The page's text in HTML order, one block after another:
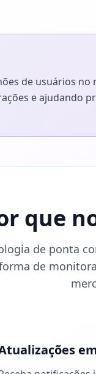
de usuários
e ajudando
que
de ponta
de